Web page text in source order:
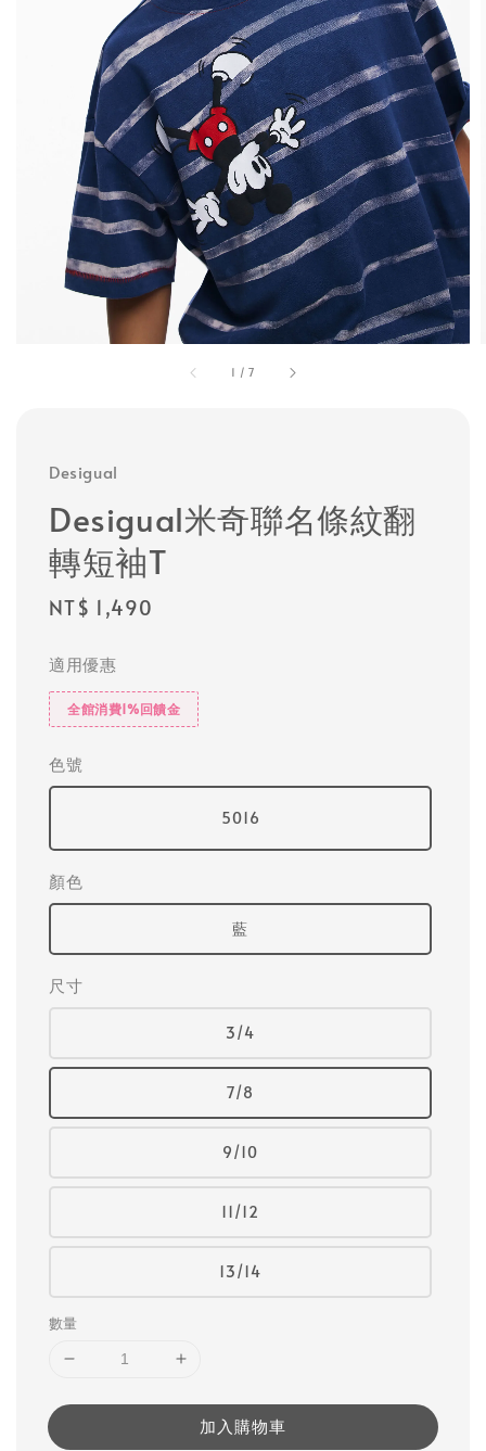
1 /7
Desigual
Desigual米奇聯名條紋翻
轉短袖T
Regular
NT$ 1,490
適用優惠
全館消費1%回饋金
色號
5016
顏色
藍
尺寸
3/4
7/8
9/10
11/12
13/14
數量
加入購物車